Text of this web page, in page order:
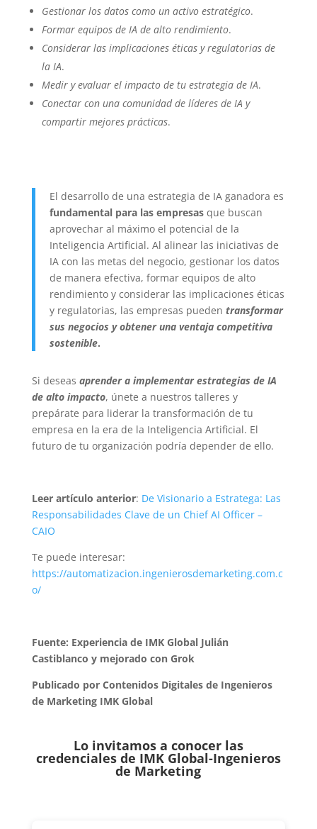
Gestionar los datos como un activo estratégico.
Formar equipos de IA de alto rendimiento.
Considerar las implicaciones éticas y regulatorias de
la IA.
Medir y evaluar el impacto de tu estrategia de IA.
Conectar con una comunidad de líderes de IA y
compartir mejores prácticas.
El desarrollo de una estrategia de IA ganadora es
fundamental para las empresasque buscan
aprovechar al máximo el potencial de la
Inteligencia Artificial. Al alinear las iniciativas de
IA con las metas del negocio, gestionar los datos
de manera efectiva, formar equipos de alto
rendimiento y considerar las implicaciones éticas
y regulatorias, las empresas pueden transformar
sus negocios y obtener una ventaja competitiva
sostenible.
Si deseas aprender a implementar estrategias de IA
de alto impacto, únete a nuestros talleres y
prepárate para liderar la transformación de tu
empresa en la era de la Inteligencia Artificial. El
futuro de tu organización podría depender de ello.
Leer artículo anterior: De Visionario a Estratega: Las
Responsabilidades Clave de un Chief AI Officer –
CAIO
Te puede interesar:
https://automatizacion.ingenierosdemarketing.com.c
o/
Fuente: Experiencia de IMK Global Julián
Castiblanco y mejorado con Grok
Publicado por Contenidos Digitales de Ingenieros
de Marketing IMK Global
Lo invitamos a conocer las
credenciales de IMK Global-Ingenieros
de Marketing